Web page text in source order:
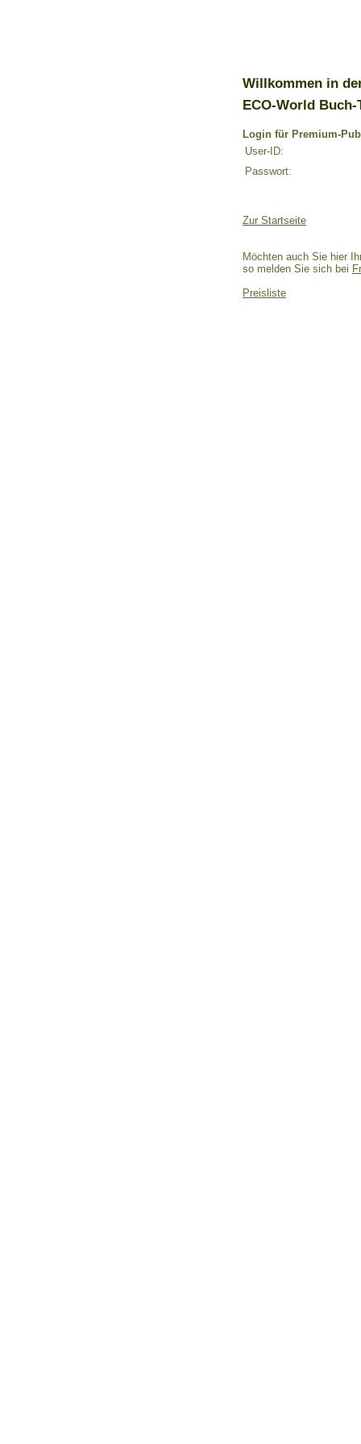
Willkommen in
ECO-World Buch-
Login für Premium-
User-ID:
Passwort:
Zur Startseite
Möchten auch Sie hier
so melden Sie sich bei
Preisliste